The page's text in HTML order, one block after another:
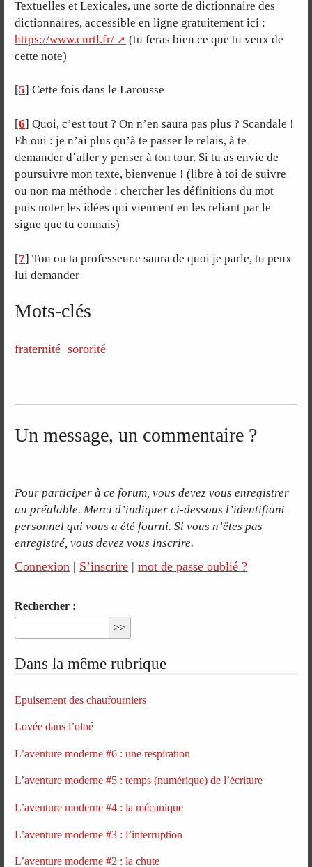
Textuelles et Lexicales, une sorte de dictionnaire des
dictionnaires, accessible en ligne gratuitement ici :
https://www.cnrtl.fr/
(tu feras bien ce que tu veux de
cette note)
[5]Cette fois dans le Larousse
[6]Quoi, c’est tout ? On n’en saura pas plus ? Scandale !
Eh oui : je n’ai plus qu’à te passer le relais, à te
demander d’aller y penser à ton tour. Si tu as envie de
poursuivre mon texte, bienvenue ! (libre à toi de suivre
ou non ma méthode : chercher les définitions du mot
puis noter les idées qui viennent en les reliant par le
signe que tu connais)
[7]Ton ou ta professeur.e saura de quoi je parle, tu peux
lui demander
Mots-clés
fraternité sororité
Un message, un commentaire ?
Pour participer à ce forum, vous devez vous enregistrer
au préalable. Merci d’indiquer ci-dessous l’identifiant
personnel qui vous a été fourni. Si vous n’êtes pas
enregistré, vous devez vous inscrire.
Connexion | S’inscrire |mot de passe oublié ?
Rechercher :
Dans la même rubrique
Epuisement des chaufourniers
Lovée dans l’oloé
L’aventure moderne #6 : une respiration
L’aventure moderne #5 : temps (numérique) de l’écriture
L’aventure moderne #4 : la mécanique
L’aventure moderne #3 : l’interruption
L’aventure moderne #2 : la chute